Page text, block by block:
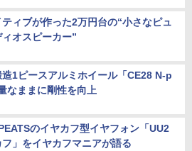
ィブが作った2万円台の“小さなピュ
オスピーカー”
造1ピースアルミホイール「CE28 N-p
なままに剛性を向上
のイヤカフ型イヤフォン「UU2
」をイヤカフマニアが語る